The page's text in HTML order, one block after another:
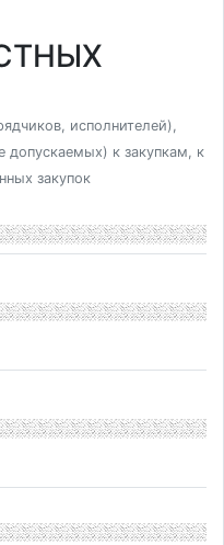
исполнителей),
допускаемых) к закупкам, к
закупок